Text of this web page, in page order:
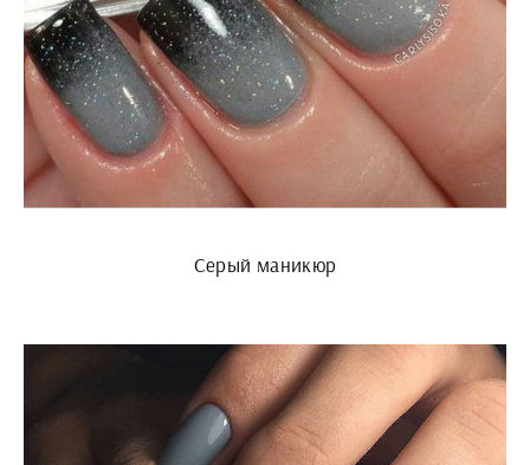
Серый маникюр